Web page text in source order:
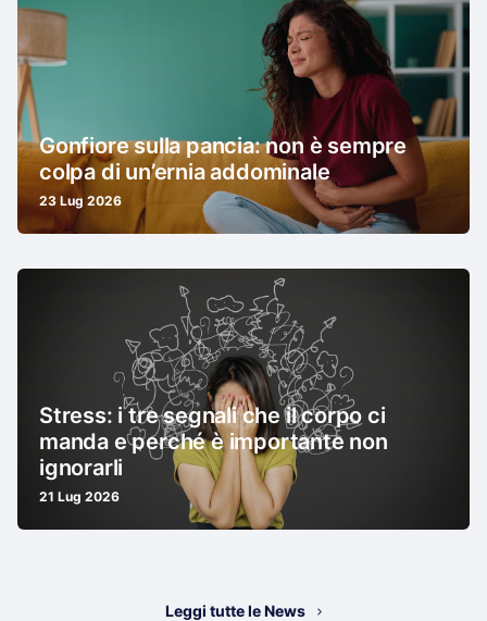
Gonfiore sulla pancia: non è sempre
colpa di un’ernia addominale
23 Lug 2026
Stress: i tre segnali che il corpo ci
manda e perché è importante non
ignorarli
21 Lug 2026
Leggi tutte le News